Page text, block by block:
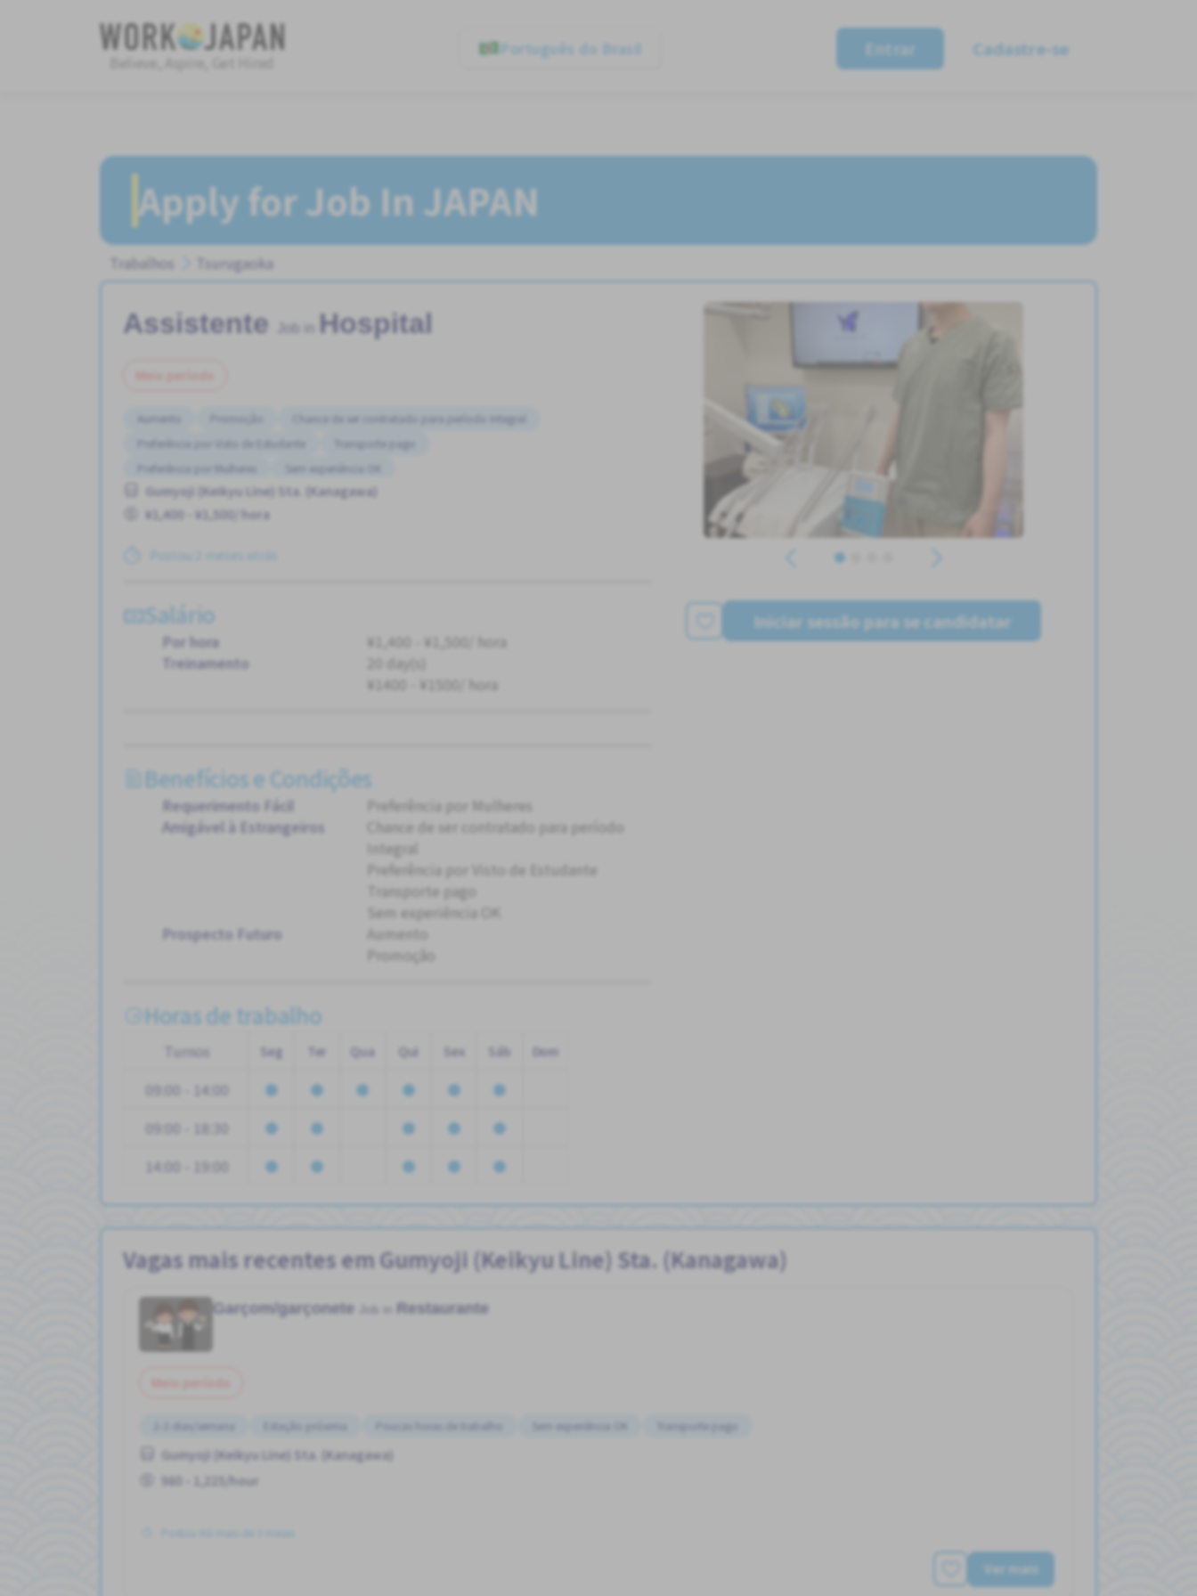
Believe, Aspire, Get Hired
Português do Brasil Entrar Cadastre-se
Apply for Job In JAPAN
Trabalhos Tsurugaoka
Assistente Hospital
Aumento
Chance de ser contratado para período Integral
Preferência por Visto de Estudante
Transporte pago
Preferência por Mulheres
Sem experiência OK
Gumyoji (Keikyu Line) Sta. (Kanagawa)
¥1,400 - ¥1,500/ hora
Postou 2 meses atrás
Salário
Por hora
¥1,400 - ¥1,500/ hora
Treinamento
20 day(s)
¥1400 - ¥1500/ hora
Benefícios e Condições
Requerimento Fácil
Preferência por Mulheres
Amigável à Estrangeiros
Chance de ser contratado para período
Integral
Preferência por Visto de Estudante
Transporte pago
Sem experiência OK
Prospecto Futuro
Aumento
Promoção
Horas de trabalho
Turnos Seg Ter Qua Qui Sex Sáb Dom
09:00 - 14:00
09:00 - 18:30
14:00 - 19:00
Iniciar sessão para se candidatar
Vagas mais recentes em Gumyoji (Keikyu Line) Sta. (Kanagawa)
Garçom/garçonete Restaurante
2-3 dias/semana Poucas horas de trabalho Sem experiência OK Transporte pago
Gumyoji (Keikyu Line) Sta. (Kanagawa)
980 - 1,225/hour
Ver mais